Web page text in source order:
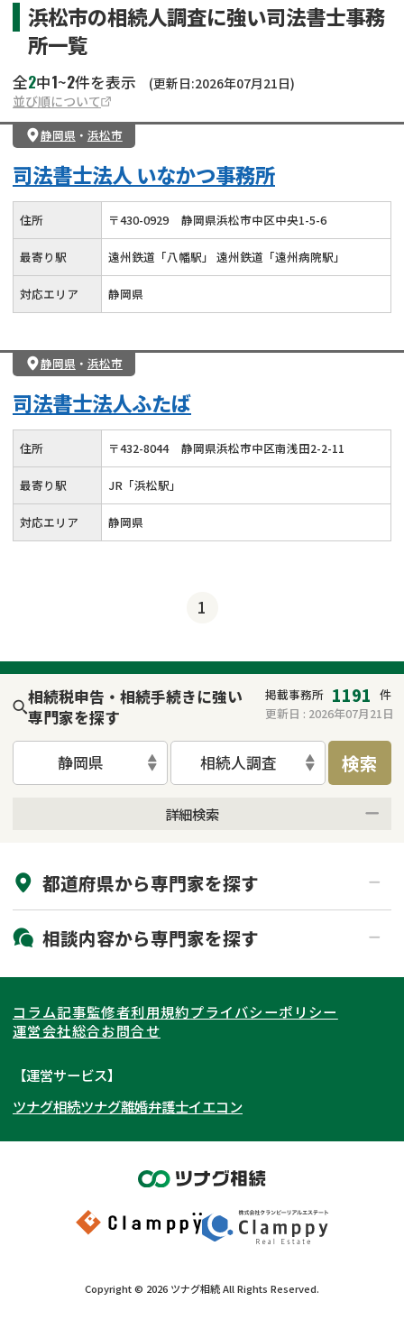
浜松市の相続人調査に強い司法書士事務
所一覧
全2中1~2件を表示
(更新日:2026年07月21日)
並び順について
静岡県 ・ 浜松市
司法書士法人 いなかつ事務所
住所 〒430-0929 静岡県浜松市中区中央1-5-6
最寄り駅 遠州鉄道「八幡駅」 遠州鉄道「遠州病院駅」
対応エリア 静岡県
静岡県 ・ 浜松市
司法書士法人ふたば
住所 〒432-8044 静岡県浜松市中区南浅田2-2-11
最寄り駅 JR「浜松駅」
対応エリア 静岡県
1
相続税申告・相続手続きに強い
専門家を探す
掲載事務所 1191 件
更新日 : 2026年07月21日
静岡県 相続人調査 検索
詳細検索
初回相談無料
土日祝の相談可能
都道府県から専門家を探す
北海道・東北
北海道 青森県
岩手県 宮城県
秋田県
福島県
関東
東京都 神奈川県
埼玉県
茨城県 群馬県
東海
愛知県
岐阜県 山梨県
関西
大阪府 京都府
奈良県
和歌山県
北陸・甲信越
石川県
富山県
岡山県
九州・沖縄
相談内容から専門家を探す
相続登記
遺産分割
相続手続き
家族信託
成年後見・任意後見
相続財産調査
不動産評価(相続不動産)
相続トラブル
コラム記事監修者利用規約プライバシーポリシー
運営会社総合お問合せ
【運営サービス】
ツナグ相続ツナグ離婚弁護士イエコン
Copyright © 2026 ツナグ相続All Rights Reserved.